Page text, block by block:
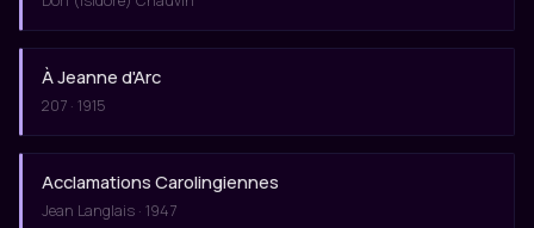
À Jeanne d'Arc
207 · 1915
Acclamations Carolingiennes
Jean Langlais · 1947